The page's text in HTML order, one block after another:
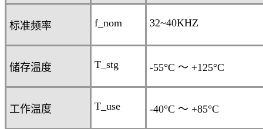
标准频率 f_nom 32~40KHZ
储存温度 T_stg -55°C ～ +125°C
工作温度 T_use -40°C ～ +85°C